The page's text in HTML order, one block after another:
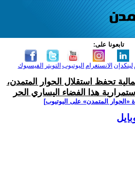
تابعونا على:
الفيسبوك التويتر اليوتيوب الانستغرام لينكدإن
تحفظ استقلال الحوار المتمدن،
هذا الفضاء اليساري الحر
‫«الحوار المتمدن» على اليوتيوب]